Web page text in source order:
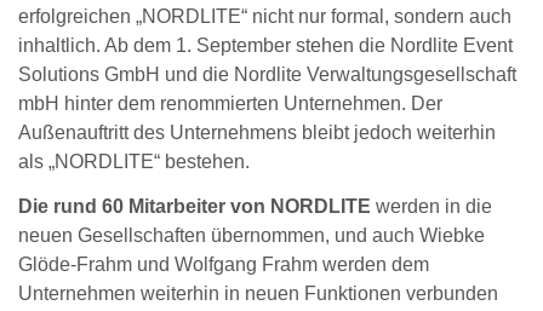
erfolgreichen „NORDLITE“ nicht nur formal, sondern auch
inhaltlich. Ab dem 1. September stehen die Nordlite Event
Solutions GmbH und die Nordlite Verwaltungsgesellschaft
mbH hinter dem renommierten Unternehmen. Der
Außenauftritt des Unternehmens bleibt jedoch weiterhin
als „NORDLITE“ bestehen.
Die rund 60 Mitarbeiter von NORDLITE werden in die
neuen Gesellschaften übernommen, und auch Wiebke
Glöde-Frahm und Wolfgang Frahm werden dem
Unternehmen weiterhin in neuen Funktionen verbunden